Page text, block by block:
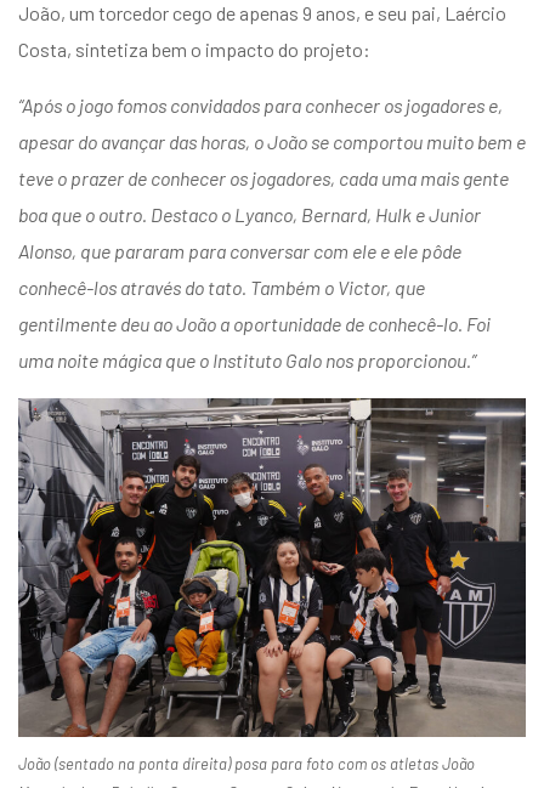
João, um torcedor cego de apenas 9 anos, e seu pai, Laércio
Costa, sintetiza bem o impacto do projeto:
“Após o jogo fomos convidados para conhecer os jogadores e,
apesar do avançar das horas, o João se comportou muito bem e
teve o prazer de conhecer os jogadores, cada uma mais gente
boa que o outro. Destaco o Lyanco, Bernard, Hulk e Junior
Alonso, que pararam para conversar com ele e ele pôde
conhecê-los através do tato. Também o Victor, que
gentilmente deu ao João a oportunidade de conhecê-lo. Foi
uma noite mágica que o Instituto Galo nos proporcionou.”
João (sentado na ponta direita) posa para foto com os atletas João